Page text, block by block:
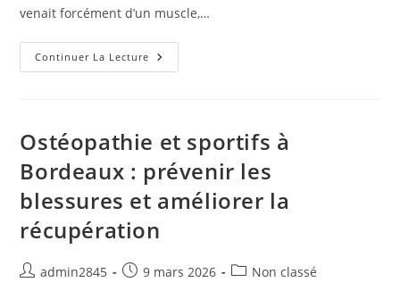
venait forcément d’un muscle,…
Continuer La Lecture Ostéopathie
Et
Comprendre
Les
Douleurs
Avec
Une
Approche
Bio-
Sociale
Ostéopathie et sportifs à
Bordeaux : prévenir les
blessures et améliorer la
récupération
Auteur/autrice
admin2845
Publication
9 mars 2026
PostNon classé